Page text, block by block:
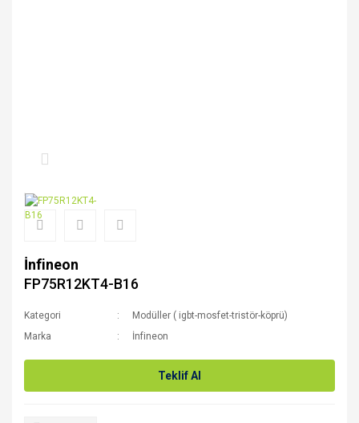
İnfineon
FP75R12KT4-B16
Kategori
Modüller ( igbt-mosfet-tristör-köprü)
Marka
İnfineon
Teklif Al